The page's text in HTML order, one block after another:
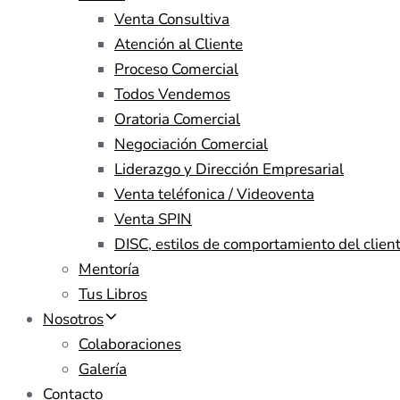
Venta Consultiva
Atención al Cliente
Proceso Comercial
Todos Vendemos
Oratoria Comercial
Negociación Comercial
Liderazgo y Dirección Empresarial
Venta teléfonica / Videoventa
Venta SPIN
DISC, estilos de comportamiento del
Mentoría
Tus Libros
Nosotros
Colaboraciones
Galería
Contacto